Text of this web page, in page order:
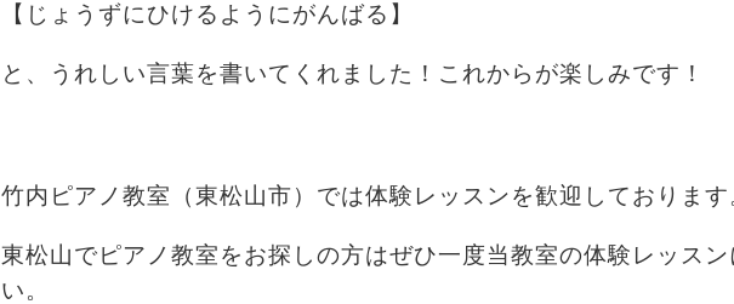
【じょうずにひけるようにがんばる】
と、うれしい言葉を書いてくれました！これからが楽しみです！
竹内ピアノ教室（東松山市）では体験レッスンを歓迎しております
東松山でピアノ教室をお探しの方はぜひ一度当教室の体験レッスン
い。